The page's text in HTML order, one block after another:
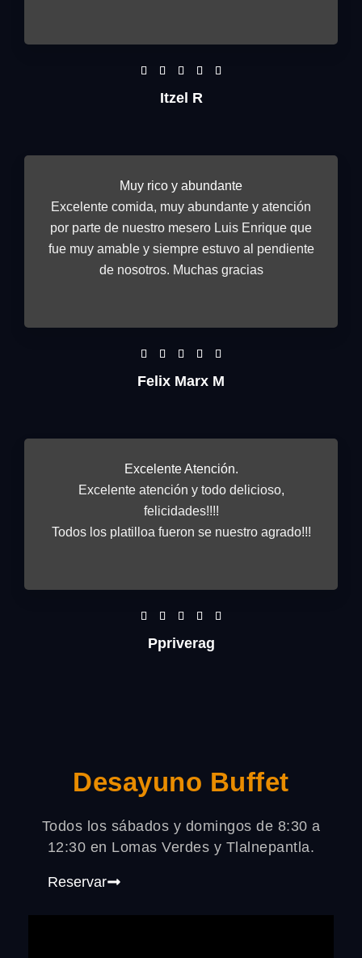
    R
d
f
Itzel R
Muy rico y abundante
Excelente comida, muy abundante y atención
por parte de nuestro mesero Luis Enrique que
fue muy amable y siempre estuvo al pendiente
de nosotros. Muchas gracias
    R
a
d
Felix Marx M
Excelente Atención.
Excelente atención y todo delicioso,
felicidades!!!!
Todos los platilloa fueron se nuestro agrado!!!
    R
t
f
5
Ppriverag
Desayuno Buffet
Todos los sábados y domingos de 8:30 a
12:30 en Lomas Verdes y Tlalnepantla.
Reservar